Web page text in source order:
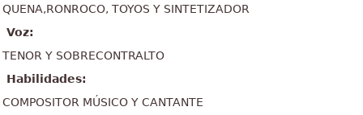
QUENA,RONROCO, TOYOS Y SINTETIZADOR
Voz:
TENOR Y SOBRECONTRALTO
Habilidades:
COMPOSITOR MÚSICO Y CANTANTE